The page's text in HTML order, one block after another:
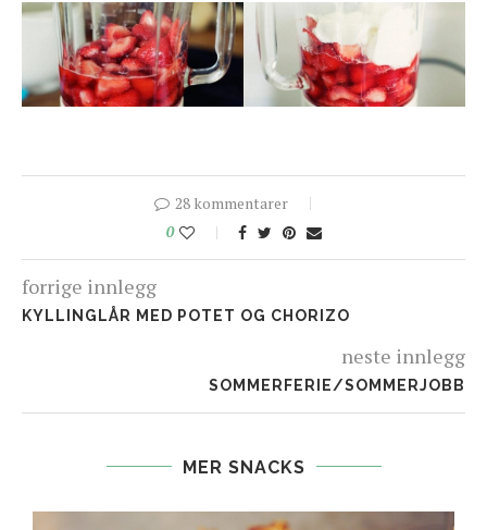
28 kommentarer
0
forrige innlegg
KYLLINGLÅR MED POTET OG CHORIZO
neste innlegg
SOMMERFERIE/SOMMERJOBB
MER SNACKS